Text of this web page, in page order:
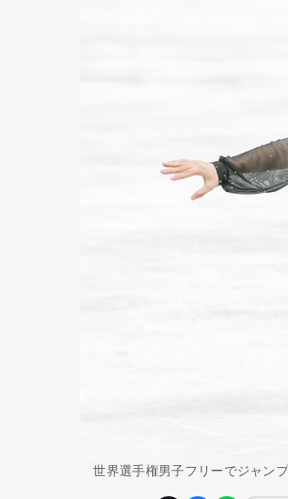
世界選手権男子フリーでジャン